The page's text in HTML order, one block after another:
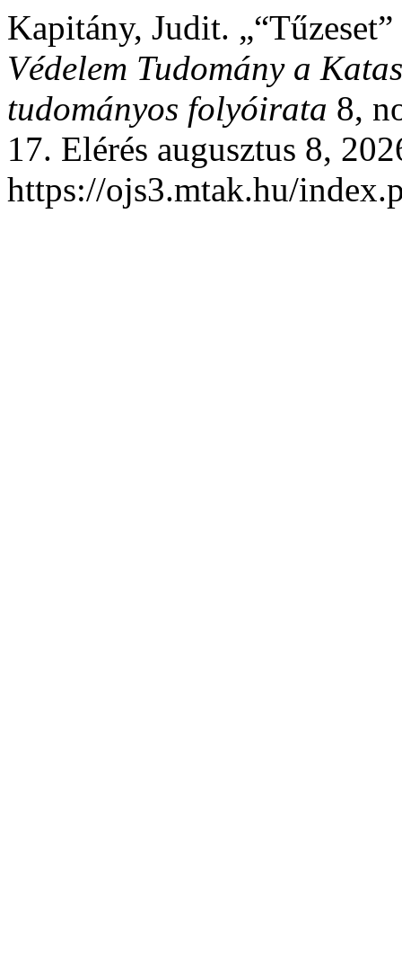
Kapitány, Judit.
Védelem Tudomány a
tudományos folyóirata 8,
17. Elérés augusztus 8,
https://ojs3.mtak.hu/